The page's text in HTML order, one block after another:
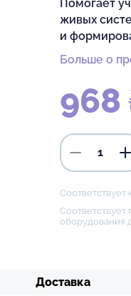
Помогает
живых
и
Больше о
968
оборудования
Доставка